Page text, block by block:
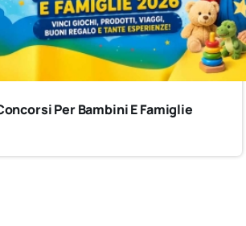
Per Bambini E Famiglie